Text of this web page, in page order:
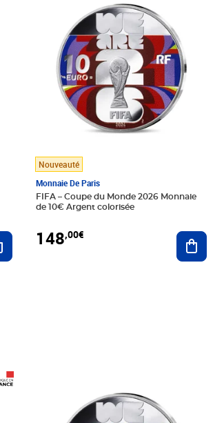
Ajouter au panier
Nouveauté
Monnaie De Paris
FIFA – Coupe du Monde 2026 Monnaie
de 10€ Argent colorisée
148,00€